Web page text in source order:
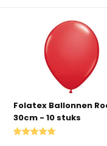
Folatex Ballonnen
30cm - 10 stuks